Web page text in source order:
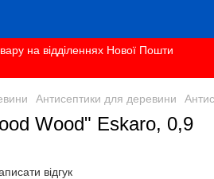
на відділеннях Нової Пошти
Антисептики для деревини
Wood" Eskaro, 0,9
відгук